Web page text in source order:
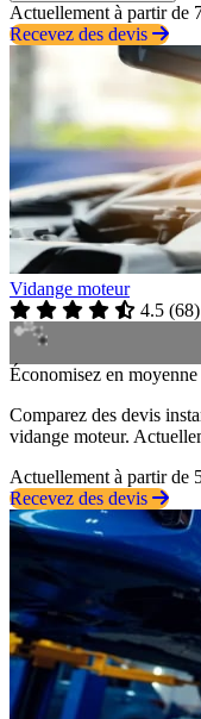
Actuellement à partir de
Recevez des devis
Vidange moteur
4.5 (68)
Économisez en
Comparez des devis
vidange moteur.
Actuellement à partir de
Recevez des devis